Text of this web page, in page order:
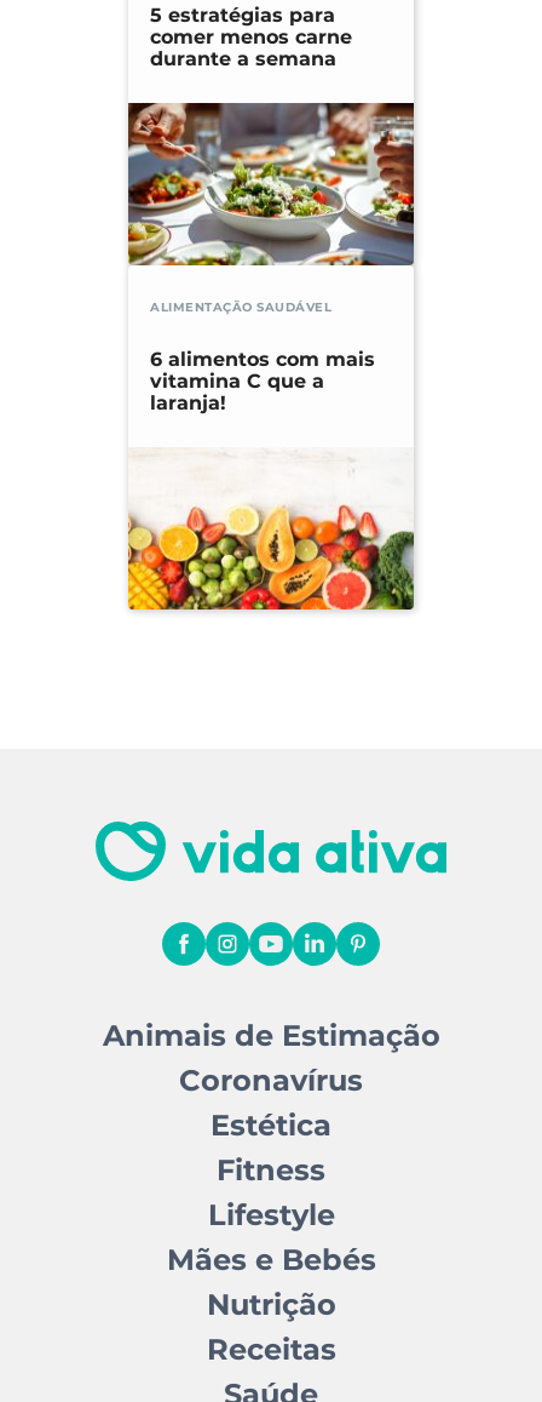
5 estratégias para
comer menos carne
durante a semana
ALIMENTAÇÃO SAUDÁVEL
6 alimentos com mais
vitamina C que a
laranja!
Animais de Estimação
Coronavírus
Estética
Fitness
Lifestyle
Mães e Bebés
Nutrição
Receitas
Saúde